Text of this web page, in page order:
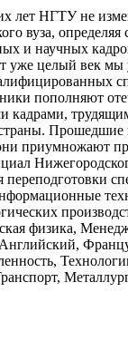
лет НГТУ не
вуза,
и научных
уже целый век мы
пополняют
кадрами,
приумножают
физика,